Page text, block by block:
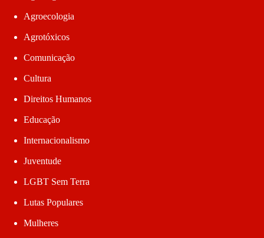
Agroecologia
Agrotóxicos
Comunicação
Cultura
Direitos Humanos
Educação
Internacionalismo
Juventude
LGBT Sem Terra
Lutas Populares
Mulheres